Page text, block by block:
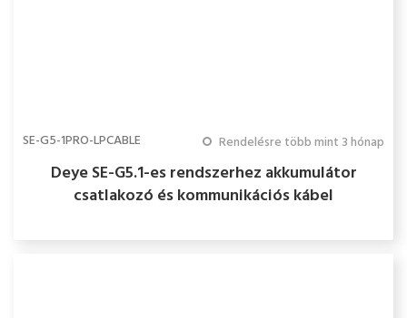
SE-G5-1PRO-LPCABLE Rendelésre több mint 3 hónap
Deye SE-G5.1-es rendszerhez akkumulátor
csatlakozó és kommunikációs kábel